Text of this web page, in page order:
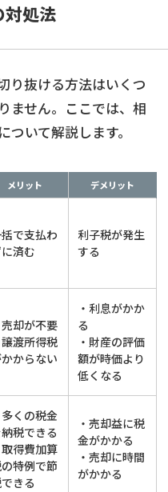
対処法
り抜ける方法はいくつ
ません。ここでは、相
いて解説します。
メリット デメリット
で支払わ
済む
利子税が発生
する
売却が不要
譲渡所得税
からない
・利息がかか
る
・財産の評価
額が時価より
低くなる
多くの税金
税できる
取得費加算
特例で節
きる
・売却益に税
金がかかる
・売却に時間
がかかる